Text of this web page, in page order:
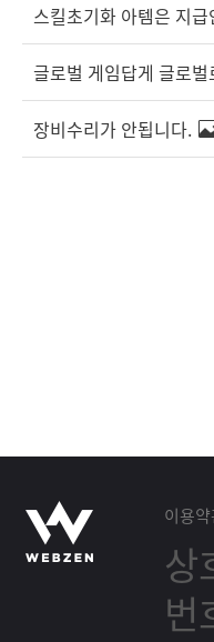
스킬초기화 아템은 지급
글로벌 게임답게 글로
장비수리가 안됩니다.
이용
상